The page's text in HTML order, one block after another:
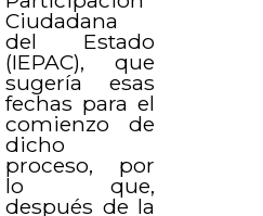
Ciudadana
del Estado
(IEPAC), que
sugería esas
fechas para el
comienzo de
dicho
proceso, por
lo que,
después de la